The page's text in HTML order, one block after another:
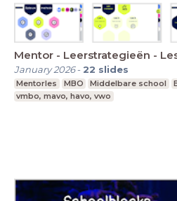
Mentor - Leerstrategieën
January 2026- 22 slides
Mentorles MBO Middelbare school
vmbo, mavo, havo, vwo